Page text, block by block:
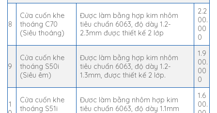
8
Cửa cuốn khe
thoáng C70
(Siêu thoáng)
Được làm bằng hợp kim nhôm
tiêu chuẩn 6063, độ dày 1.2-
2.3mm được thiết kế 2 lớp
2.2
00.
00
0
9
Cửa cuốn khe
thoáng S50i
(Siêu êm)
Được làm bằng hợp kim nhôm
tiêu chuẩn 6063, độ dày 1.2-
1.3mm, được thiết kế 2 lớp.
1.9
00.
00
0
1
Cửa cuốn khe
thoáng S51i
Đươc làm bằng nhôm hợp kim
tiêu chuẩn 6063, độ dày 1.1mm
1.6
00.